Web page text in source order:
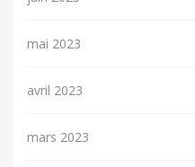
mai 2023
avril 2023
mars 2023